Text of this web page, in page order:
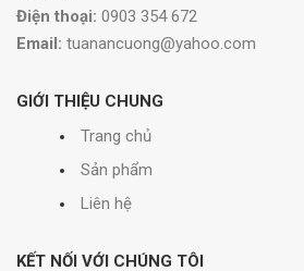
Điện thoại: 0903 354 672
Email: tuanancuong@yahoo.com
GIỚI THIỆU CHUNG
Trang chủ
Sản phẩm
Liên hệ
KẾT NỐI VỚI CHÚNG TÔI